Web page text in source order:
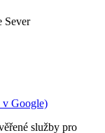
Sever
Google)
služby pro